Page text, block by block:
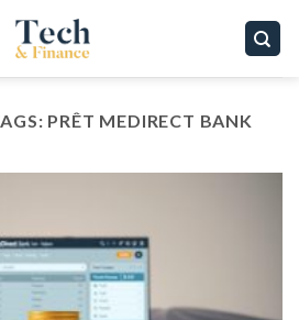
PRÊT MEDIRECT BANK